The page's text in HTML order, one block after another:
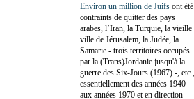
Environ un million de Juifs ont été
contraints de quitter des pays
arabes, l’Iran, la Turquie, la vieille
ville de Jérusalem, la Judée, la
Samarie - trois territoires occupés
par la (Trans)Jordanie jusqu'à la
guerre des Six-Jours (1967) -, etc.,
essentiellement des années 1940
aux années 1970 et en direction